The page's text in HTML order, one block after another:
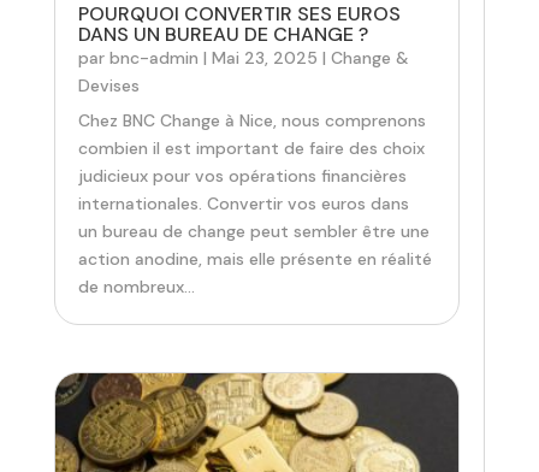
POURQUOI CONVERTIR SES EUROS
DANS UN BUREAU DE CHANGE ?
par bnc-admin | Mai 23, 2025 | Change &
Devises
Chez BNC Change à Nice, nous comprenons
combien il est important de faire des choix
judicieux pour vos opérations financières
internationales. Convertir vos euros dans
un bureau de change peut sembler être une
action anodine, mais elle présente en réalité
de nombreux...